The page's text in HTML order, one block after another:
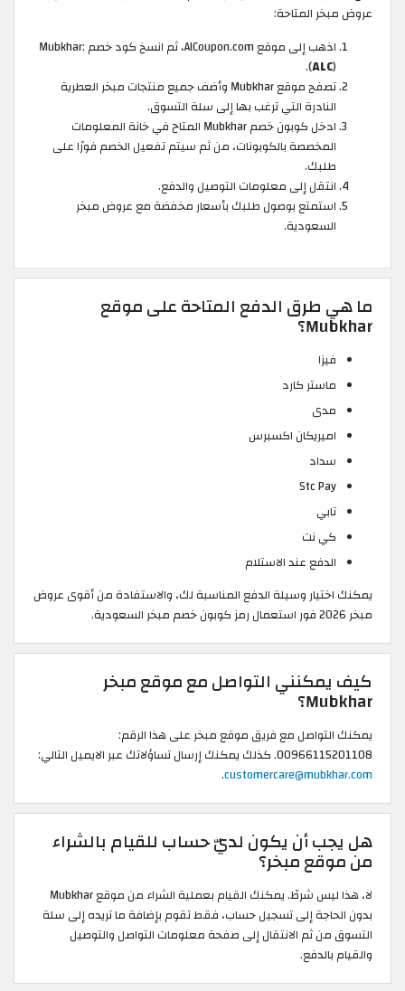
عروض مبخر المتاحة:
اذهب إلى موقع AlCoupon.com، ثم انسخ كود خصم Mubkhar:
(ALC).
تصفح موقع Mubkhar وأضف جميع منتجات مبخر العطرية
النادرة التي ترغب بها إلى سلة التسوق.
ادخل كوبون خصم Mubkhar المتاح في خانة المعلومات
المخصصة بالكوبونات، من ثم سيتم تفعيل الخصم فورًا على
طلبك.
انتقل إلى معلومات التوصيل والدفع.
استمتع بوصول طلبك بأسعار مخفضة مع عروض مبخر
السعودية.
ما هي طرق الدفع المتاحة على موقع
Mubkhar؟
فيزا
ماستر كارد
مدى
اميريكان اكسبرس
سداد
Stc Pay
تابي
كي نت
الدفع عند الاستلام
يمكنك اختيار وسيلة الدفع المناسبة لك، والاستفادة من أقوى عروض
مبخر 2026 فور استعمال رمز كوبون خصم مبخر السعودية.
كيف يمكنني التواصل مع موقع مبخر
Mubkhar؟
يمكنك التواصل مع فريق موقع مبخر على هذا الرقم:
00966115201108. كذلك يمكنك إرسال تساؤلاتك عبر الايميل التالي:
customercare@mubkhar.com
.
هل يجب أن يكون لديّ حساب للقيام بالشراء
من موقع مبخر؟
لا، هذا ليس شرطً. يمكنك القيام بعملية الشراء من موقع Mubkhar
بدون الحاجة إلى تسجيل حساب، فقط تقوم بإضافة ما تريده إلى سلة
التسوق من ثم الانتقال إلى صفحة معلومات التواصل والتوصيل
والقيام بالدفع.